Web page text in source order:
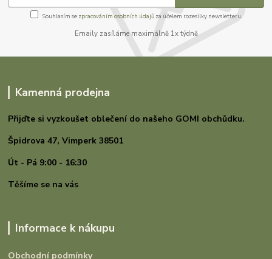
Souhlasím se zpracováním osobních údajůza účelem rozesílky newsletteru.
Emaily zasíláme maximálně 1x týdně
Kamenná prodejna
Přijďte si vyzkoušet oblečení do našeho GOMI obchůdku.
Špidrova 47,Vimperk 38501
Út - Pá 9:00 - 16:30
Těšíme se na vás
Informace k nákupu
Obchodní podmínky